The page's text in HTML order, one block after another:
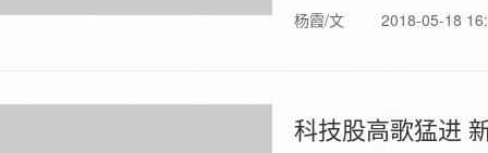
杨霞/文
2018-05-18
科技股高歌猛进